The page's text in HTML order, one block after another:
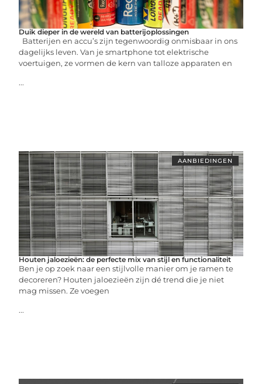
Duik dieper in de wereld van batterijoplossingen
Batterijen en accu’s zijn tegenwoordig onmisbaar in ons
dagelijks leven. Van je smartphone tot elektrische
voertuigen, ze vormen de kern van talloze apparaten en
...
AANBIEDINGEN
Houten jaloezieën: de perfecte mix van stijl en functionaliteit
Ben je op zoek naar een stijlvolle manier om je ramen te
decoreren? Houten jaloezieën zijn dé trend die je niet
mag missen. Ze voegen
...